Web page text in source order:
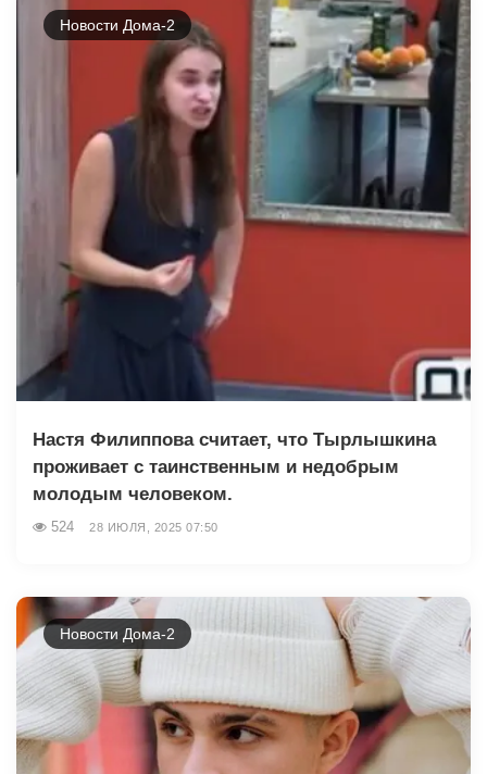
Новости Дома-2
Настя Филиппова считает, что Тырлышкина
проживает с таинственным и недобрым
молодым человеком.
524 28 ИЮЛЯ, 2025 07:50
Новости Дома-2